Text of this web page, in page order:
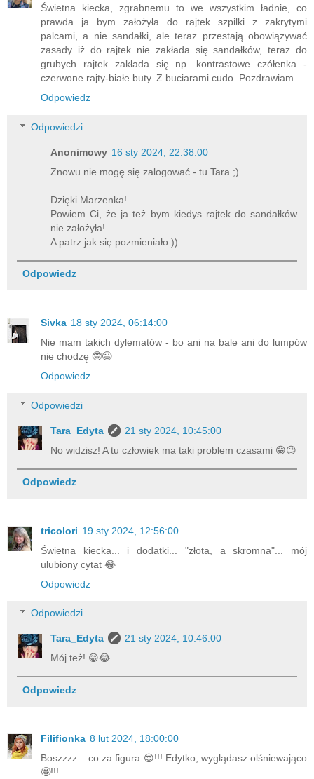
Świetna kiecka, zgrabnemu to we wszystkim ładnie, co
prawda ja bym założyła do rajtek szpilki z zakrytymi
palcami, a nie sandałki, ale teraz przestają obowiązywać
zasady iż do rajtek nie zakłada się sandałków, teraz do
grubych rajtek zakłada się np. kontrastowe czółenka -
czerwone rajty-białe buty. Z buciarami cudo. Pozdrawiam
Odpowiedz
Odpowiedzi
Anonimowy 16 sty 2024, 22:38:00
Znowu nie mogę się zalogować - tu Tara ;)
Dzięki Marzenka!
Powiem Ci, że ja też bym kiedys rajtek do sandałków
nie założyła!
A patrz jak się pozmieniało:))
Odpowiedz
Sivka 18 sty 2024, 06:14:00
Nie mam takich dylematów - bo ani na bale ani do lumpów
nie chodzę 🤓😉
Odpowiedz
Odpowiedzi
Tara_Edyta
21 sty 2024, 10:45:00
No widzisz! A tu człowiek ma taki problem czasami 😁😉
Odpowiedz
tricolori 19 sty 2024, 12:56:00
Świetna kiecka... i dodatki... "złota, a skromna"... mój
ulubiony cytat 😂
Odpowiedz
Odpowiedzi
Tara_Edyta
21 sty 2024, 10:46:00
Mój też! 😁😂
Odpowiedz
Filifionka 8 lut 2024, 18:00:00
Boszzzz... co za figura 😍!!! Edytko, wyglądasz olśniewająco
🤩!!!